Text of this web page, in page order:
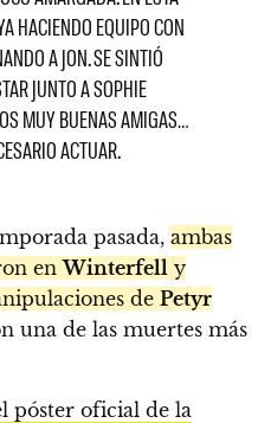
HACIENDO EQUIPO CON
A JON. SE SINTIÓ
JUNTO A SOPHIE
MUY BUENAS AMIGAS…
ACTUAR.
pasada, ambas
enWinterfell y
de Petyr
una de las muertes más
póster oficial de la